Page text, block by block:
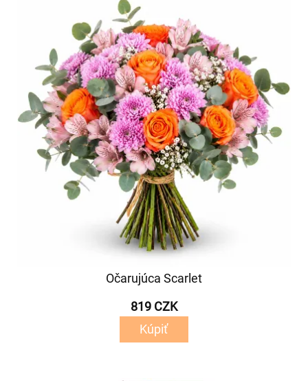
Očarujúca Scarlet
819 CZK
Kúpiť